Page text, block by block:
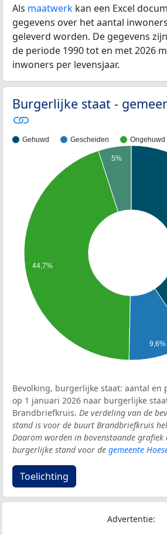
Als maatwerk kan een Excel
gegevens over het aantal
geleverd worden. De gegevens
de periode 1990 tot en met 2026
inwoners per levensjaar.
Burgerlijke staat -
Gehuwd Gescheiden Ongehuwd
5%
44,7%
9,6%
Bevolking, burgerlijke staat: aantal en
op 1 januari 2026 naar burgerlijke
Brandbriefkruis. De verdeling van de
stand is voor de buurt Brandbriefkruis
Daarom worden in bovenstaande grafiek
burgerlijke stand voor de gemeente
Toelichting
Advertentie: